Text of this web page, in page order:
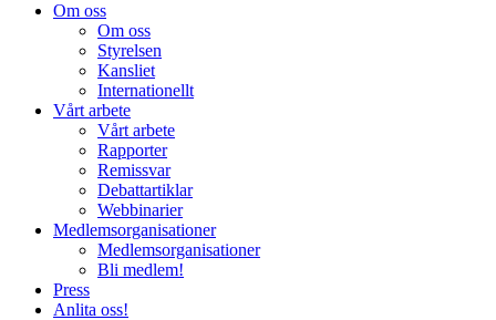
Om oss
Om oss
Styrelsen
Kansliet
Internationellt
Vårt arbete
Vårt arbete
Rapporter
Remissvar
Debattartiklar
Webbinarier
Medlemsorganisationer
Medlemsorganisationer
Bli medlem!
Press
Anlita oss!